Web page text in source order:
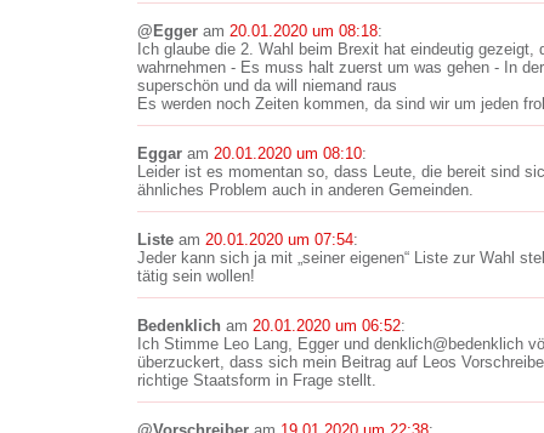
@Egger am 20.01.2020 um 08:18:
Ich glaube die 2. Wahl beim Brexit hat eindeutig gezeigt,
wahrnehmen - Es muss halt zuerst um was gehen - In
superschön und da will niemand raus
Es werden noch Zeiten kommen, da sind wir um jeden
Eggar am 20.01.2020 um 08:10:
Leider ist es momentan so, dass Leute, die bereit sind
ähnliches Problem auch in anderen Gemeinden.
Liste am 20.01.2020 um 07:54:
Jeder kann sich ja mit „seiner eigenen“ Liste zur Wahl
tätig sein wollen!
Bedenklich am 20.01.2020 um 06:52:
Ich Stimme Leo Lang, Egger und denklich@bedenklich
überzuckert, dass sich mein Beitrag auf Leos
richtige Staatsform in Frage stellt.